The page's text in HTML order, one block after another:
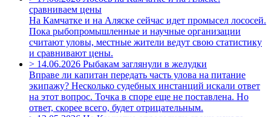
сравниваем цены
На Камчатке и на Аляске сейчас идет промысел лососей.
Пока рыбопромышленные и научные организации
считают уловы, местные жители ведут свою статистику
и сравнивают цены.
> 14.06.2026 Рыбакам заглянули в желудки
Вправе ли капитан передать часть улова на питание
экипажу? Несколько судебных инстанций искали ответ
на этот вопрос. Точка в споре еще не поставлена. Но
ответ, скорее всего, будет отрицательным.